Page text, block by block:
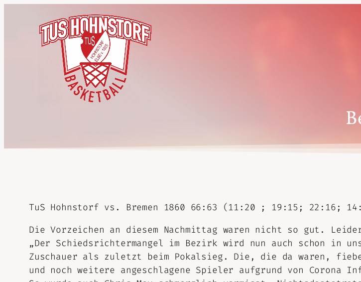
TuS Hohnstorf vs. Bremen 1860 66:63 (11:20 ; 19:15; 22:16;
Die Vorzeichen an diesem Nachmittag waren nicht so gut.
„Der Schiedsrichtermangel im Bezirk wird nun auch schon in
Zuschauer als zuletzt beim Pokalsieg. Die, die da waren,
und noch weitere angeschlagene Spieler aufgrund von Corona